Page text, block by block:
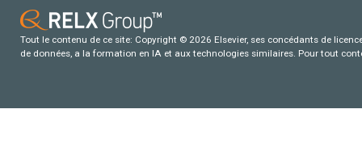
Tout le contenu de ce site: Copyright © 2026 Elsevier, ses concédants de
de données, a la formation en IA et aux technologies similaires. Pour tout